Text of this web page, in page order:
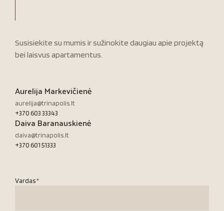
Susisiekite su mumis ir sužinokite daugiau apie projektą
bei laisvus apartamentus.
Aurelija Markevičienė
aurelija@trinapolis.lt
+370 603 33343
Daiva Baranauskienė
daiva@trinapolis.lt
+370 601 51333
Vardas*